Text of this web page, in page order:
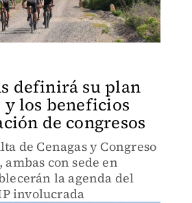
definirá su plan
y los beneficios
de congresos
de Cenagas y Congreso
con sede en
la agenda del
involucrada